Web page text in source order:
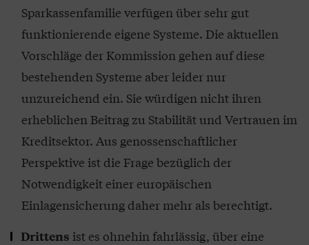
Sparkassenfamilie verfügen über sehr gut
funktionierende eigene Systeme. Die aktuellen
Vorschläge der Kommission gehen auf diese
bestehenden Systeme aber leider nur
unzureichend ein. Sie würdigen nicht ihren
erheblichen Beitrag zu Stabilität und Vertrauen im
Kreditsektor. Aus genossenschaftlicher
Perspektive ist die Frage bezüglich der
Notwendigkeit einer europäischen
Einlagensicherung daher mehr als berechtigt.
Drittens ist es ohnehin fahrlässig, über eine